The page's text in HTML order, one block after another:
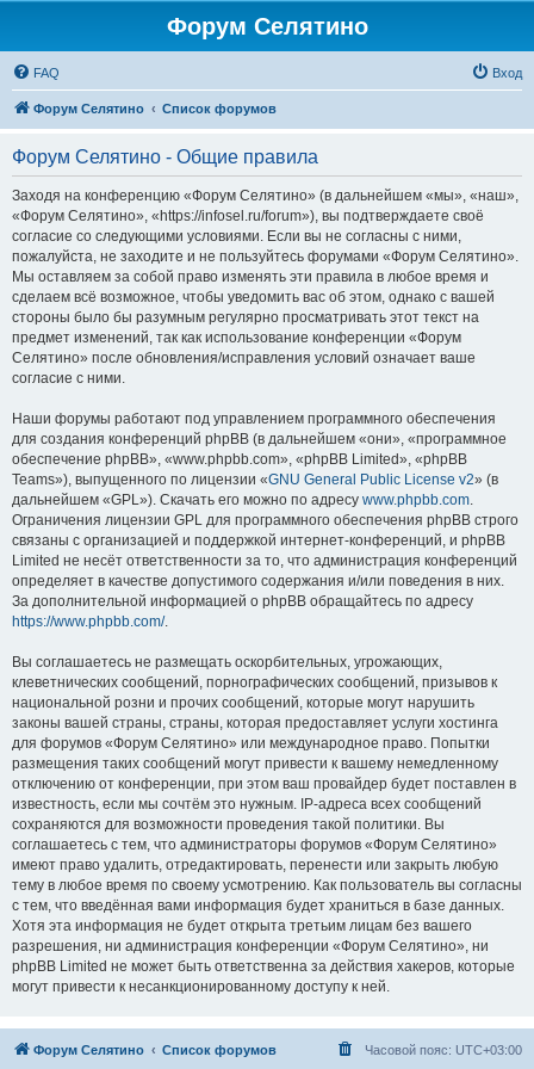
Форум Селятино
FAQ Вход
Форум Селятино Список форумов
Форум Селятино - Общие правила
Заходя на конференцию «Форум Селятино» (в дальнейшем «мы», «наш»,
«Форум Селятино», «https://infosel.ru/forum»), вы подтверждаете своё
согласие со следующими условиями. Если вы не согласны с ними,
пожалуйста, не заходите и не пользуйтесь форумами «Форум Селятино».
Мы оставляем за собой право изменять эти правила в любое время и
сделаем всё возможное, чтобы уведомить вас об этом, однако с вашей
стороны было бы разумным регулярно просматривать этот текст на
предмет изменений, так как использование конференции «Форум
Селятино» после обновления/исправления условий означает ваше
согласие с ними.
Наши форумы работают под управлением программного обеспечения
для создания конференций phpBB (в дальнейшем «они», «программное
обеспечение phpBB», «www.phpbb.com», «phpBB Limited», «phpBB
Teams»), выпущенного по лицензии «GNU General Public License v2» (в
дальнейшем «GPL»). Скачать его можно по адресу www.phpbb.com.
Ограничения лицензии GPL для программного обеспечения phpBB строго
связаны с организацией и поддержкой интернет-конференций, и phpBB
Limited не несёт ответственности за то, что администрация конференций
определяет в качестве допустимого содержания и/или поведения в них.
За дополнительной информацией о phpBB обращайтесь по адресу
https://www.phpbb.com/.
Вы соглашаетесь не размещать оскорбительных, угрожающих,
клеветнических сообщений, порнографических сообщений, призывов к
национальной розни и прочих сообщений, которые могут нарушить
законы вашей страны, страны, которая предоставляет услуги хостинга
для форумов «Форум Селятино» или международное право. Попытки
размещения таких сообщений могут привести к вашему немедленному
отключению от конференции, при этом ваш провайдер будет поставлен в
известность, если мы сочтём это нужным. IP-адреса всех сообщений
сохраняются для возможности проведения такой политики. Вы
соглашаетесь с тем, что администраторы форумов «Форум Селятино»
имеют право удалить, отредактировать, перенести или закрыть любую
тему в любое время по своему усмотрению. Как пользователь вы согласны
с тем, что введённая вами информация будет храниться в базе данных.
Хотя эта информация не будет открыта третьим лицам без вашего
разрешения, ни администрация конференции «Форум Селятино», ни
phpBB Limited не может быть ответственна за действия хакеров, которые
могут привести к несанкционированному доступу к ней.
Форум Селятино Список форумов Часовой пояс: UTC+03:00